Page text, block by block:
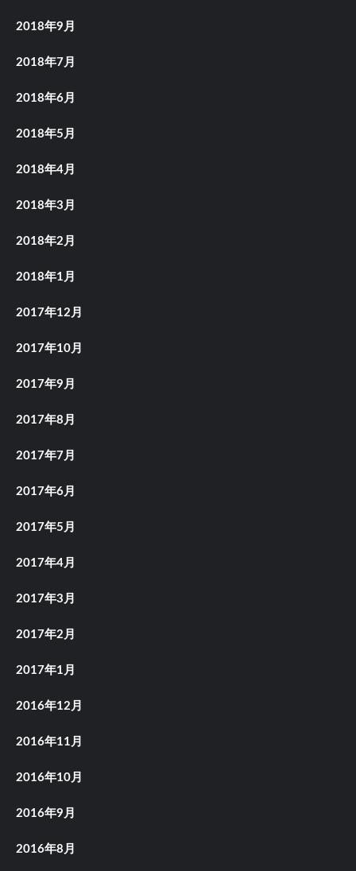
2018年9月
2018年7月
2018年6月
2018年5月
2018年4月
2018年3月
2018年2月
2018年1月
2017年12月
2017年10月
2017年9月
2017年8月
2017年7月
2017年6月
2017年5月
2017年4月
2017年3月
2017年2月
2017年1月
2016年12月
2016年11月
2016年10月
2016年9月
2016年8月